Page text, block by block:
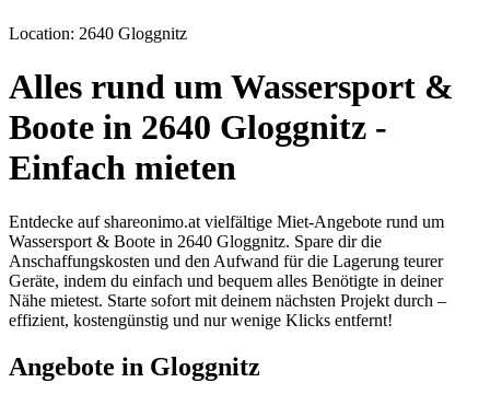
Location: 2640 Gloggnitz
Alles rund um Wassersport &
Boote in 2640 Gloggnitz -
Einfach mieten
Entdecke auf shareonimo.at vielfältige Miet-Angebote rund um
Wassersport & Boote in 2640 Gloggnitz. Spare dir die
Anschaffungskosten und den Aufwand für die Lagerung teurer
Geräte, indem du einfach und bequem alles Benötigte in deiner
Nähe mietest. Starte sofort mit deinem nächsten Projekt durch –
effizient, kostengünstig und nur wenige Klicks entfernt!
Angebote in Gloggnitz